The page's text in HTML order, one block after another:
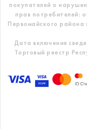
покупателей о
прав потребителей:
Первомайского района
Дата включения
Торговый реестр